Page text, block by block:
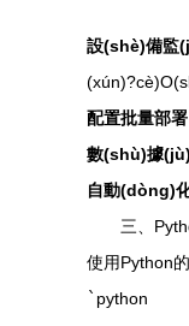
設(shè)備監
配置批量部署
數(shù)據
自動(dòng)
三、
使用Python
` python